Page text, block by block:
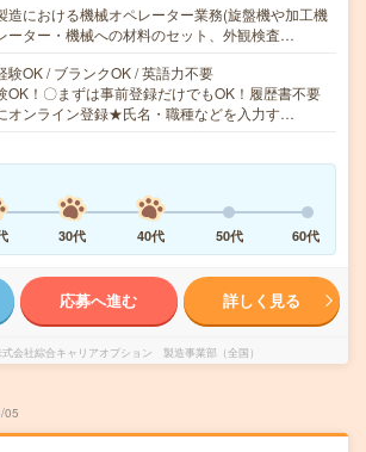
造における機械オペレーター業務(旋盤機や加工機
ーター・機械への材料のセット、外観検査…
験OK / ブランクOK / 英語力不要
！〇まずは事前登録だけでもOK！履歴書不要
オンライン登録★氏名・職種などを入力す…
30代 40代 50代 60代
応募へ進む 詳しく見る
式会社綜合キャリアオプション 製造事業部（全国）
05